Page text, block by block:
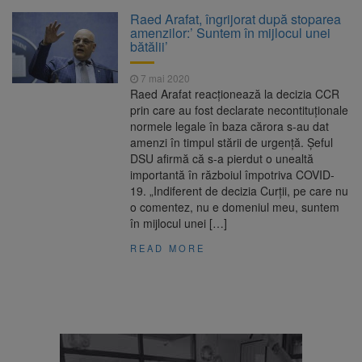
Piața Star din Brașov au fost demolate
7 august 2026
Platforma Belvedere de pe
Tâmpa intră în renovare. Contract de peste 1
milion de lei și termen de trei luni
Unul dintre cele mai mari
parcuri ale Brașovului va fi amenajat în
Bartolomeu-Avantgarden. Contractul a fost
Trafic blocat pe DN1E Brașov
– Poiana Brașov după un accident. Două
persoane primesc îngrijiri medicale
Raed Arafat, îngrijorat după stoparea
amenzilor:’ Suntem în mijlocul unei
bătălii’
7 mai 2020
Raed Arafat reacţionează la decizia CCR
prin care au fost declarate necontituţionale
normele legale în baza cărora s-au dat
amenzi în timpul stării de urgenţă. Şeful
DSU afirmă că s-a pierdut o unealtă
importantă în războiul împotriva COVID-
19. „Indiferent de decizia Curții, pe care nu
o comentez, nu e domeniul meu, suntem
în mijlocul unei […]
READ MORE